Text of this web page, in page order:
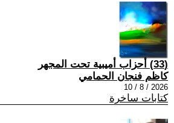
(33) أحزاب أميبية تحت المجهر
كاظم فنجان الحمامي
2026 / 8 / 10
كتابات ساخرة